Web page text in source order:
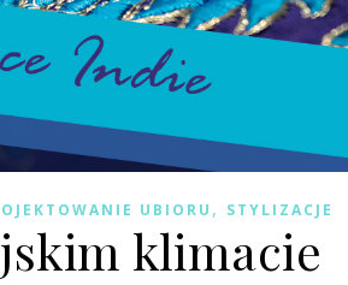
UBIORU , STYLIZACJE
klimacie